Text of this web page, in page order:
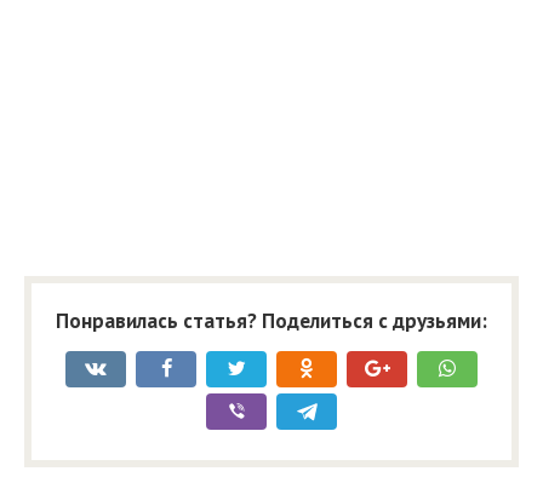
Понравилась статья? Поделиться с друзьями: